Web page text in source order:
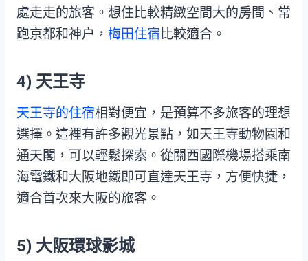
處走走的旅客。想住比較精緻空間大的房間、常
跑京都和神户， 梅田住宿比較適合。
4) 天王寺
天王寺的住宿相對便宜，是預算不多旅客的理想
選擇。這裡有許多觀光景點，如天王寺動物園和
通天閣，可以輕鬆探索。從關西國際機場搭乘南
海電鐵和大阪地鐵即可直達天王寺，方便快捷，
適合首次來大阪的旅客。
5) 大阪環球影城